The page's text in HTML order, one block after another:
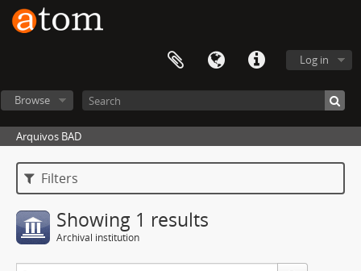
Log in
Browse
Arquivos BAD
Filters
Showing 1 results
Archival institution